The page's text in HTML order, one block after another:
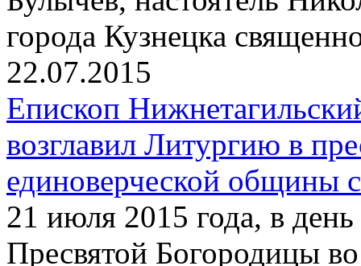
города Кузнецка
22.07.2015
Епископ
возглавил Литургию в
единоверческой общины
21 июля 2015 года, в
Пресвятой Богородицы